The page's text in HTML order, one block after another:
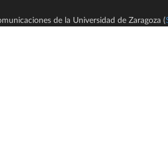
de la Universidad de Zaragoza (